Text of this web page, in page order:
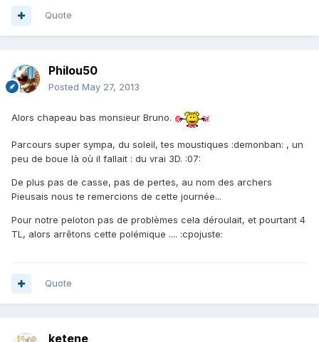
Quote
Philou50
Posted May 27, 2013
Alors chapeau bas monsieur Bruno.
Parcours super sympa, du soleil, tes moustiques :demonban: , un
peu de boue là où il fallait : du vrai 3D. :07:
De plus pas de casse, pas de pertes, au nom des archers
Pieusais nous te remercions de cette journée...
Pour notre peloton pas de problèmes cela déroulait, et pourtant 4
TL, alors arrêtons cette polémique .... :cpojuste:
Quote
ketene